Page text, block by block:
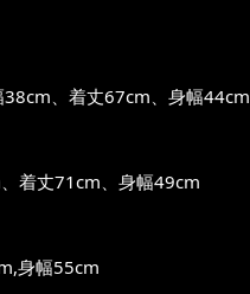
、着丈67cm、身幅44cm
着丈71cm、身幅49cm
身幅55cm